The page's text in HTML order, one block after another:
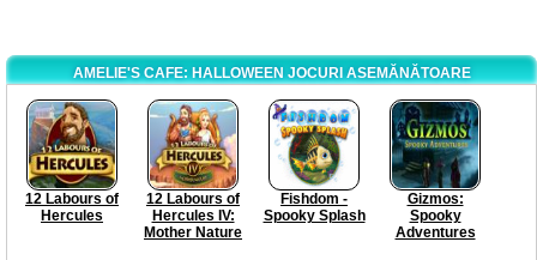
AMELIE'S CAFE: HALLOWEEN JOCURI ASEMĂNĂTOARE
12 Labours of
Hercules
12 Labours of
Hercules IV:
Mother Nature
Fishdom -
Spooky Splash
Gizmos:
Spooky
Adventures